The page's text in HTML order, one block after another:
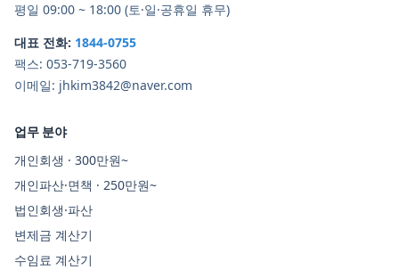
평일 09:00 ~ 18:00 (토·일·공휴일 휴무)
대표 전화: 1844-0755
팩스: 053-719-3560
이메일: jhkim3842@naver.com
업무 분야
개인회생 · 300만원~
개인파산·면책 · 250만원~
법인회생·파산
변제금 계산기
수임료 계산기